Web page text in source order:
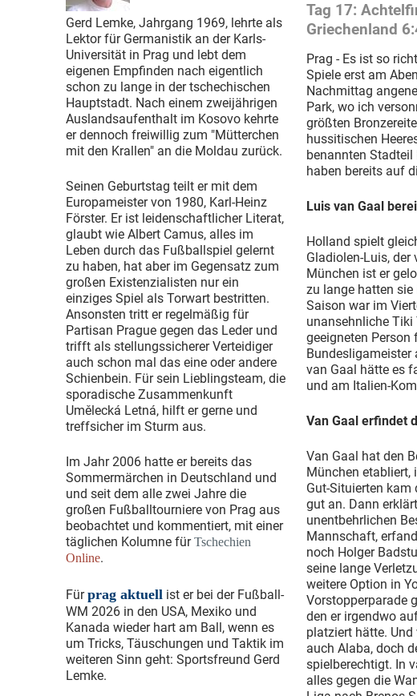
Gerd Lemke, Jahrgang 1969, lehrte als
Lektor für Germanistik an der Karls-
Universität in Prag und lebt dem
eigenen Empfinden nach eigentlich
schon zu lange in der tschechischen
Hauptstadt. Nach einem zweijährigen
Auslandsaufenthalt im Kosovo kehrte
er dennoch freiwillig zum "Mütterchen
mit den Krallen" an die Moldau zurück.
Seinen Geburtstag teilt er mit dem
Europameister von 1980, Karl-Heinz
Förster. Er ist leidenschaftlicher Literat,
glaubt wie Albert Camus, alles im
Leben durch das Fußballspiel gelernt
zu haben, hat aber im Gegensatz zum
großen Existenzialisten nur ein
einziges Spiel als Torwart bestritten.
Ansonsten tritt er regelmäßig für
Partisan Prague gegen das Leder und
trifft als stellungssicherer Verteidiger
auch schon mal das eine oder andere
Schienbein. Für sein Lieblingsteam, die
sporadische Zusammenkunft
Umělecká Letná, hilft er gerne und
treffsicher im Sturm aus.
Im Jahr 2006 hatte er bereits das
Sommermärchen in Deutschland und
und seit dem alle zwei Jahre die
großen Fußballtourniere von Prag aus
beobachtet und kommentiert, mit einer
täglichen Kolumne fürTschechien
Online.
Fürprag aktuell ist er bei der Fußball-
WM 2026 in den USA, Mexiko und
Kanada wieder hart am Ball, wenn es
um Tricks, Täuschungen und Taktik im
weiteren Sinn geht: Sportsfreund Gerd
Lemke.
Tag 17:
Griechenland
Prag - Es ist so
Spiele erst am
Nachmittag
Park, wo ich
größten
hussitischen
benannten
haben bereits auf
Luis van Gaal
Holland spielt
Gladiolen-Luis, der
München ist er
zu lange hatten sie
Saison war im
unansehnliche Tiki
geeigneten Person
Bundesligameister
van Gaal hätte es
und am Italien-
Van Gaal erfindet
Van Gaal hat den
München etabliert,
Gut-Situierten kam
gut an. Dann
unentbehrlichen
Mannschaft,
noch Holger
seine lange
weitere Option in
Vorstopperparade
den er irgendwo
platziert hätte.
auch Alaba, doch
spielberechtigt. In
alles gegen die